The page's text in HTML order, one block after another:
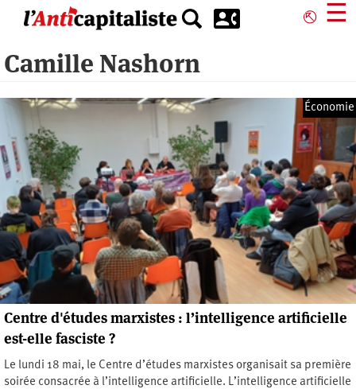
principal
⎋ ☰
Camille Nashorn
Économie
Centre d'études marxistes : l’intelligence artificielle
est-elle fasciste ?
Le lundi 18 mai, le Centre d’études marxistes organisait sa première
soirée consacrée à l’intelligence artificielle. L’intelligence artificielle